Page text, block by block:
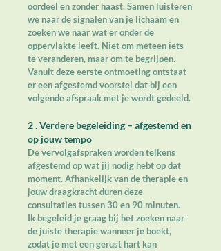
oordeel en zonder haast.Samen luisteren
we naar de signalen van je lichaam en
zoeken we naar wat er onder de
oppervlakte leeft. Niet om meteen iets
te veranderen, maar om te begrijpen.
Vanuit deze eerste ontmoeting ontstaat
er een afgestemd voorstel dat bij een
volgende afspraak met je wordt gedeeld.
2 . Verdere begeleiding – afgestemd en
op jouw tempo
De vervolgafspraken worden telkens
afgestemd op wat jij nodig hebt op dat
moment. Afhankelijk van de therapie en
jouw draagkracht duren deze
consultaties tussen 30 en 90 minuten.
Ik begeleid je graag bij het zoeken naar
de juiste therapie wanneer je boekt,
zodat je met een gerust hart kan